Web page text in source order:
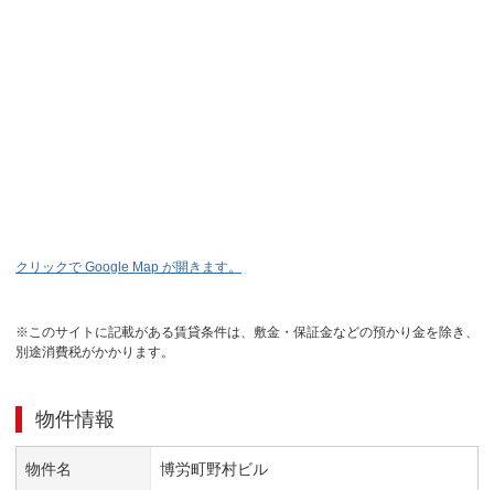
クリックで Google Map が開きます。
※このサイトに記載がある賃貸条件は、敷金・保証金などの預かり金を除き、
別途消費税がかかります。
物件情報
物件名 博労町野村ビル